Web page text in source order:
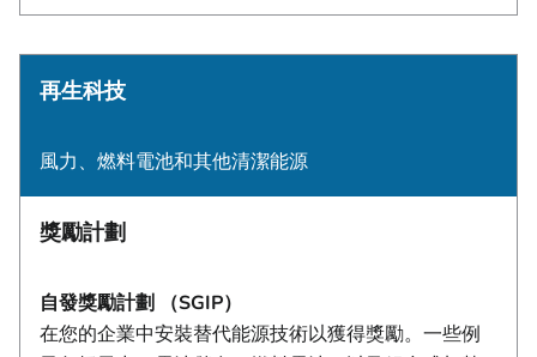
再生科技
風力、燃料電池和其他清潔能源
獎勵計劃
自發獎勵計劃 （SGIP）
在您的企業中安裝替代能源技術以獲得獎勵。一些例